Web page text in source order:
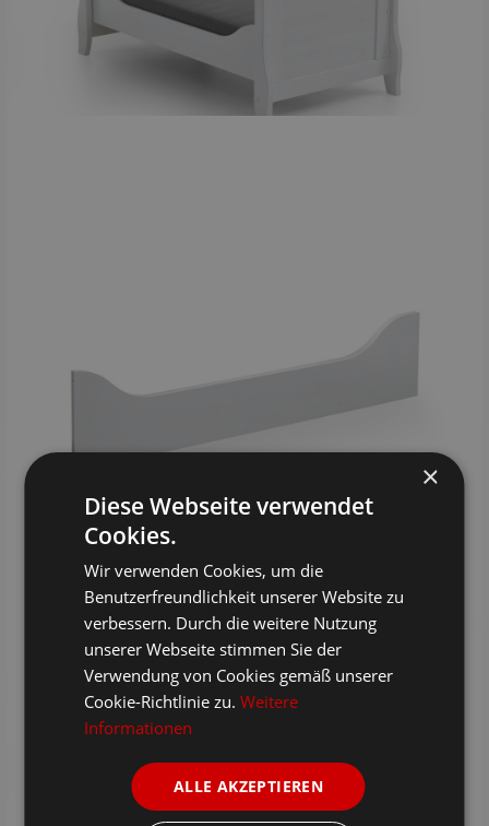
×
Diese Webseite verwendet
Cookies.
Wir verwenden Cookies, um die
Benutzerfreundlichkeit unserer Website zu
verbessern. Durch die weitere Nutzung
unserer Webseite stimmen Sie der
Verwendung von Cookies gemäß unserer
Cookie-Richtlinie zu.Weitere
Informationen
ALLE AKZEPTIEREN